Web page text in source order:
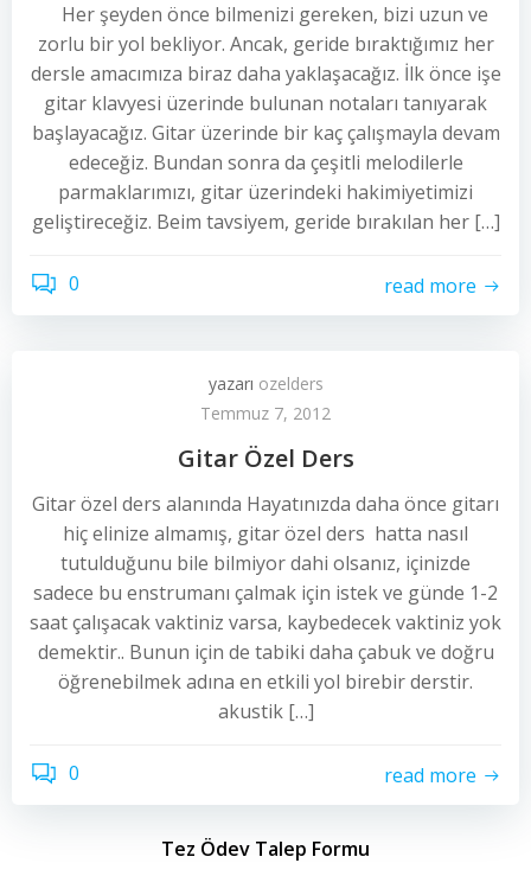
Her şeyden önce bilmenizi gereken, bizi uzun ve
zorlu bir yol bekliyor. Ancak, geride bıraktığımız her
dersle amacımıza biraz daha yaklaşacağız. İlk önce işe
gitar klavyesi üzerinde bulunan notaları tanıyarak
başlayacağız. Gitar üzerinde bir kaç çalışmayla devam
edeceğiz. Bundan sonra da çeşitli melodilerle
parmaklarımızı, gitar üzerindeki hakimiyetimizi
geliştireceğiz. Beim tavsiyem, geride bırakılan her […]
0 read more
yazarı ozelders
Temmuz 7, 2012
Gitar Özel Ders
Gitar özel ders alanında Hayatınızda daha önce gitarı
hiç elinize almamış, gitar özel ders hatta nasıl
tutulduğunu bile bilmiyor dahi olsanız, içinizde
sadece bu enstrumanı çalmak için istek ve günde 1-2
saat çalışacak vaktiniz varsa, kaybedecek vaktiniz yok
demektir.. Bunun için de tabiki daha çabuk ve doğru
öğrenebilmek adına en etkili yol birebir derstir.
akustik […]
0 read more
Tez Ödev Talep Formu